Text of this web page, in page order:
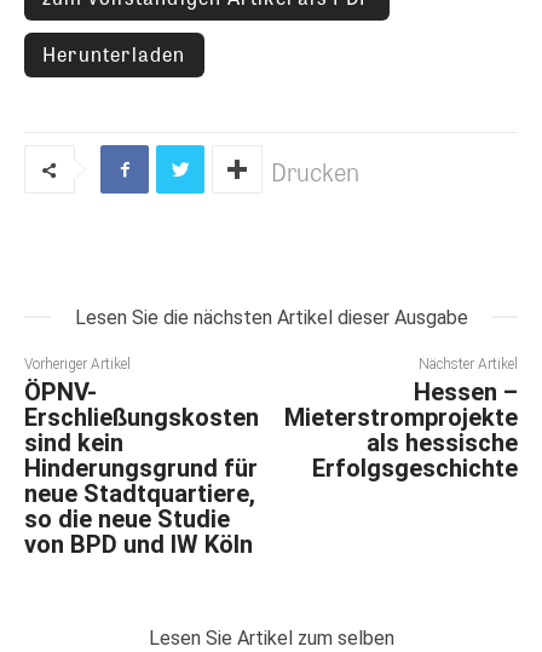
Herunterladen
Drucken
Lesen Sie die nächsten Artikel dieser Ausgabe
Vorheriger Artikel
ÖPNV-
Erschließungskosten
sind kein
Hinderungsgrund für
neue Stadtquartiere,
so die neue Studie
von BPD und IW Köln
Nächster Artikel
Hessen –
Mieterstromprojekte
als hessische
Erfolgsgeschichte
Lesen Sie Artikel zum selben